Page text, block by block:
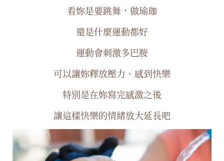
看妳是要跳舞，做瑜珈
還是什麼運動都好
運動會刺激多巴胺
可以讓妳釋放壓力、感到快樂
特別是在妳寫完感激之後
讓這樣快樂的情緒放大延長吧